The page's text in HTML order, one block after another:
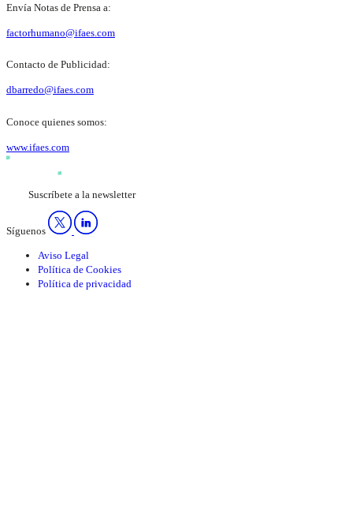
Envía Notas de Prensa a:
factorhumano@ifaes.com
Contacto de Publicidad:
dbarredo@ifaes.com
Conoce quienes somos:
www.ifaes.com
Suscríbete a la newsletter
Síguenos
Aviso Legal
Política de Cookies
Política de privacidad